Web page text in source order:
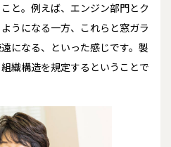
と。例えば、エンジン部門とク
うになる一方、これらと窓ガラ
になる、といった感じです。製
織構造を規定するということで